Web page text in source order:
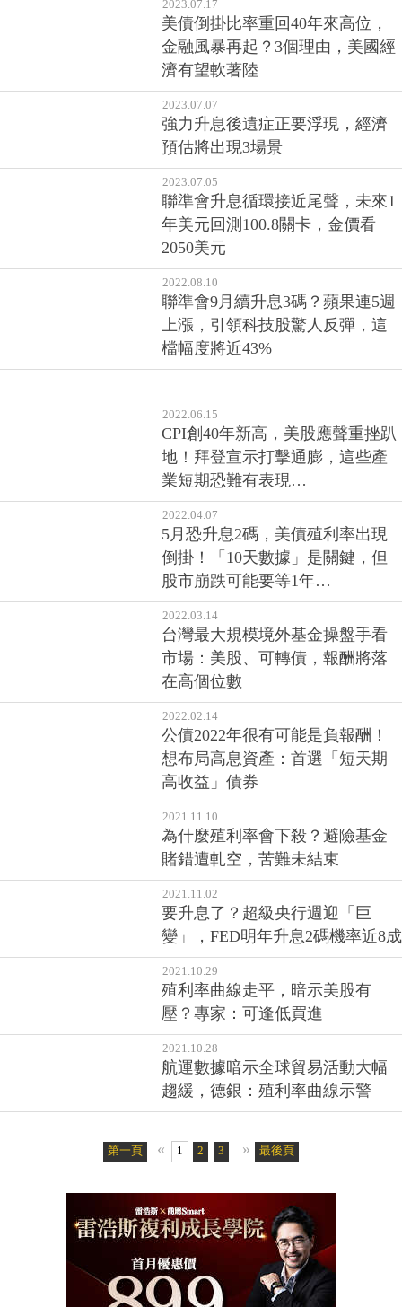
2023.07.17
美債倒掛比率重回40年來高位，
金融風暴再起？3個理由，美國經
濟有望軟著陸
2023.07.07
強力升息後遺症正要浮現，經濟
預估將出現3場景
2023.07.05
聯準會升息循環接近尾聲，未來1
年美元回測100.8關卡，金價看
2050美元
2022.08.10
檔幅度將近43%
2022.06.15
地！拜登宣示打擊通膨，這些產
業短期恐難有表現…
2022.04.07
倒掛！「10天數據」是關鍵，但
股市崩跌可能要等1年…
2022.03.14
市場：美股、可轉債，報酬將落
在高個位數
2022.02.14
想布局高息資產：首選「短天期
高收益」債券
2021.11.10
為什麼殖利率會下殺？避險基金
賭錯遭軋空，苦難未結束
2021.11.02
要升息了？超級央行週迎「巨
變」，FED明年升息2碼機率近8成
2021.10.29
殖利率曲線走平，暗示美股有
壓？專家：可逢低買進
2021.10.28
趨緩，德銀：殖利率曲線示警
第一頁 « 1 2 4 6
» 最後頁